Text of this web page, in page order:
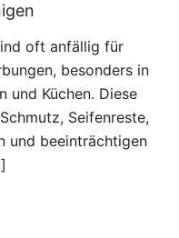
oft anfällig für
besonders in
und Küchen. Diese
Seifenreste,
und beeinträchtigen